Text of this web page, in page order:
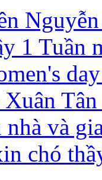
1 Tuần
nhà và
chó